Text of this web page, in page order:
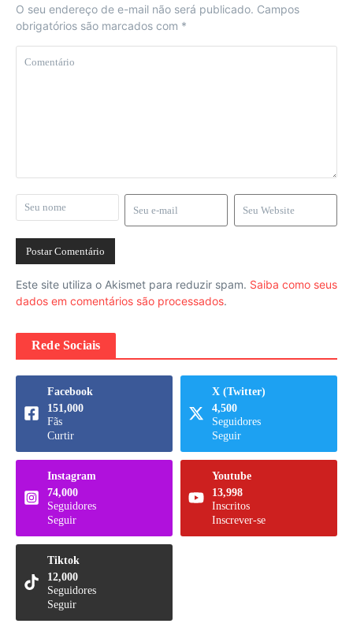
O seu endereço de e-mail não será publicado. Campos
obrigatórios são marcados com *
Este site utiliza o Akismet para reduzir spam. Saiba como seus
dados em comentários são processados.
Rede Sociais
Facebook
151,000
Fãs
Curtir
X (Twitter)
4,500
Seguidores
Seguir
Instagram
74,000
Seguidores
Seguir
Youtube
13,998
Inscritos
Inscrever-se
Tiktok
12,000
Seguidores
Seguir